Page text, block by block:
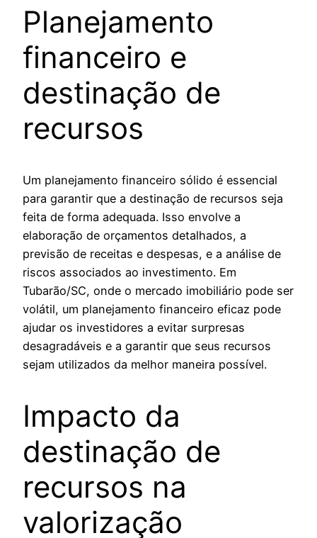
Planejamento
financeiro e
destinação de
recursos
Um planejamento financeiro sólido é essencial
para garantir que a destinação de recursos seja
feita de forma adequada. Isso envolve a
elaboração de orçamentos detalhados, a
previsão de receitas e despesas, e a análise de
riscos associados ao investimento. Em
Tubarão/SC, onde o mercado imobiliário pode ser
volátil, um planejamento financeiro eficaz pode
ajudar os investidores a evitar surpresas
desagradáveis e a garantir que seus recursos
sejam utilizados da melhor maneira possível.
Impacto da
destinação de
recursos na
valorização